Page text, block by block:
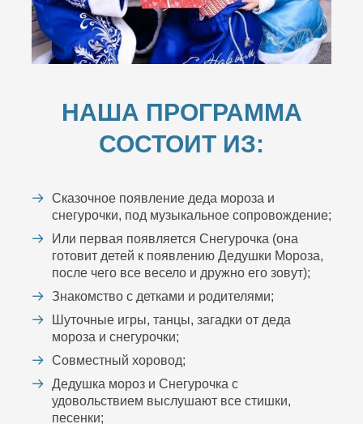
НАША ПРОГРАММА
СОСТОИТ ИЗ:
Сказочное появление деда мороза и
снегурочки, под музыкальное сопровождение;
Или первая появляется Снегурочка (она
готовит детей к появлению Дедушки Мороза,
после чего все весело и дружно его зовут);
Знакомство с детками и родителями;
Шуточные игры, танцы, загадки от деда
мороза и снегурочки;
Совместный хоровод;
Дедушка мороз и Снегурочка с
удовольствием выслушают все стишки,
песенки;